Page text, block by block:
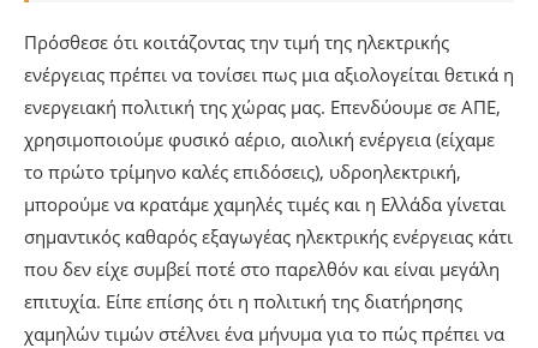
Πρόσθεσε ότι κοιτάζοντας την τιμή της ηλεκτρικής
ενέργειας πρέπει να τονίσει πως μια αξιολογείται θετικά η
ενεργειακή πολιτική της χώρας μας. Επενδύουμε σε ΑΠΕ,
χρησιμοποιούμε φυσικό αέριο, αιολική ενέργεια (είχαμε
το πρώτο τρίμηνο καλές επιδόσεις), υδροηλεκτρική,
μπορούμε να κρατάμε χαμηλές τιμές και η Ελλάδα γίνεται
σημαντικός καθαρός εξαγωγέας ηλεκτρικής ενέργειας κάτι
που δεν είχε συμβεί ποτέ στο παρελθόν και είναι μεγάλη
επιτυχία. Είπε επίσης ότι η πολιτική της διατήρησης
χαμηλών τιμών στέλνει ένα μήνυμα για το πώς πρέπει να